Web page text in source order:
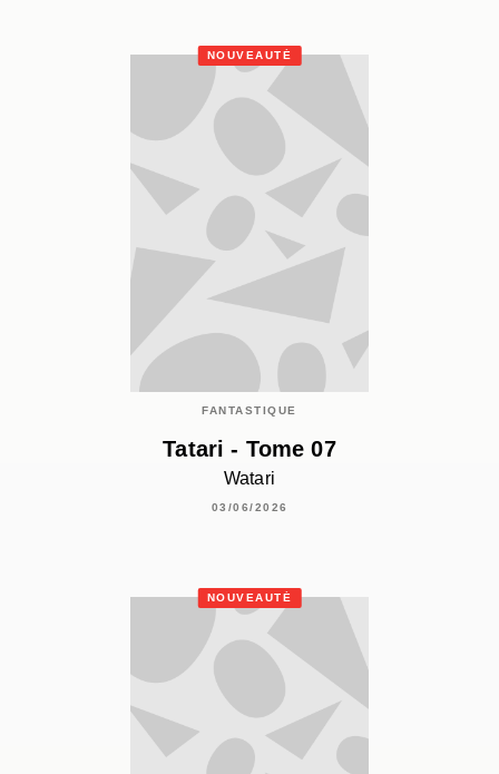
NOUVEAUTÉ
FANTASTIQUE
Tatari - Tome 07
Watari
03/06/2026
NOUVEAUTÉ